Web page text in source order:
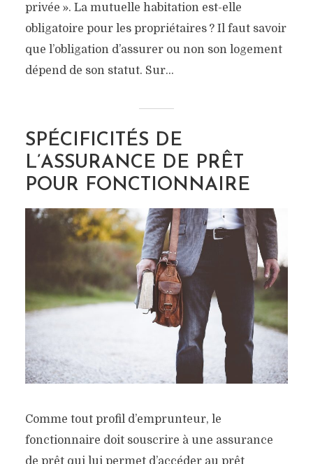
privée ». La mutuelle habitation est-elle
obligatoire pour les propriétaires ? Il faut savoir
que l’obligation d’assurer ou non son logement
dépend de son statut. Sur...
SPÉCIFICITÉS DE
L’ASSURANCE DE PRÊT
POUR FONCTIONNAIRE
Comme tout profil d’emprunteur, le
fonctionnaire doit souscrire à une assurance
de prêt qui lui permet d’accéder au prêt